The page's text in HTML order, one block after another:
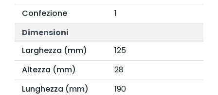
Confezione
1
Dimensioni
Larghezza (mm)
125
Altezza (mm)
28
Lunghezza (mm)
190